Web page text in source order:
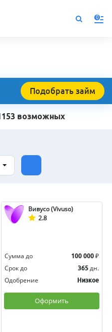
0
Подобрать займ
возможных
Вивусо (Vivuso)
2.8
Сумма до 100 000 ₽
Срок до
365 дн.
Одобрение
Низкое
Оформить